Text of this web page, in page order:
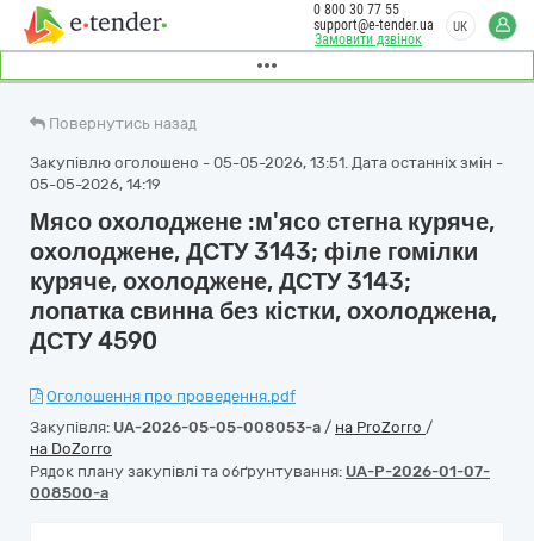
Замовити дзвінок
0 800 30 77 55
support@e-tender.ua
UK
Повернутись назад
Закупівлю оголошено - 05-05-2026, 13:51. Дата останніх змін -
05-05-2026, 14:19
Мясо охолоджене :м'ясо стегна куряче,
охолоджене, ДСТУ 3143; філе гомілки
куряче, охолоджене, ДСТУ 3143;
лопатка свинна без кістки, охолоджена,
ДСТУ 4590
Оголошення про проведення.pdf
Закупівля: UA-2026-05-05-008053-a / на ProZorro /
на DoZorro
Рядок плану закупівлі та обґрунтування: UA-P-2026-01-07-
008500-a